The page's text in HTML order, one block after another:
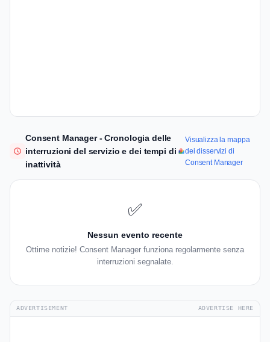
Consent Manager - Cronologia delle
interruzioni del servizio e dei tempi di
inattività
Visualizza la mappa
dei disservizi di
Consent Manager
✅
Nessun evento recente
Ottime notizie! Consent Manager funziona regolarmente senza
interruzioni segnalate.
ADVERTISEMENT ADVERTISE HERE